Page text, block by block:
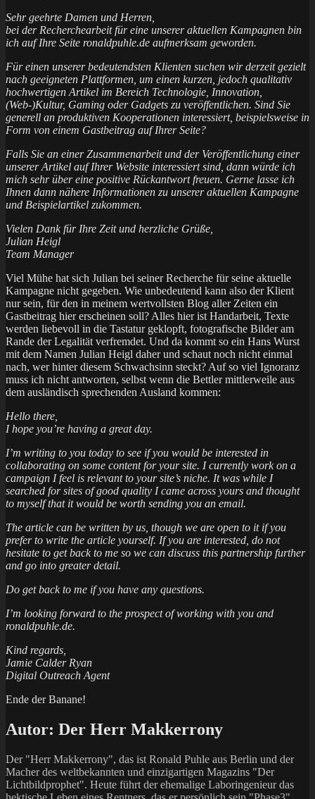
Sehr geehrte Damen und Herren,
bei der Recherchearbeit für eine unserer aktuellen Kampagnen bin
ich auf Ihre Seite ronaldpuhle.de aufmerksam geworden.
Für einen unserer bedeutendsten Klienten suchen wir derzeit gezielt
nach geeigneten Plattformen, um einen kurzen, jedoch qualitativ
hochwertigen Artikel im Bereich Technologie, Innovation,
(Web-)Kultur, Gaming oder Gadgets zu veröffentlichen. Sind Sie
generell an produktiven Kooperationen interessiert, beispielsweise in
Form von einem Gastbeitrag auf Ihrer Seite?
Falls Sie an einer Zusammenarbeit und der Veröffentlichung einer
unserer Artikel auf Ihrer Website interessiert sind, dann würde ich
mich sehr über eine positive Rückantwort freuen. Gerne lasse ich
Ihnen dann nähere Informationen zu unserer aktuellen Kampagne
und Beispielartikel zukommen.
Vielen Dank für Ihre Zeit und herzliche Grüße,
Julian Heigl
Team Manager
Viel Mühe hat sich Julian bei seiner Recherche für seine aktuelle
Kampagne nicht gegeben. Wie unbedeutend kann also der Klient
nur sein, für den in meinem wertvollsten Blog aller Zeiten ein
Gastbeitrag hier erscheinen soll? Alles hier ist Handarbeit, Texte
werden liebevoll in die Tastatur geklopft, fotografische Bilder am
Rande der Legalität verfremdet. Und da kommt so ein Hans Wurst
mit dem Namen Julian Heigl daher und schaut noch nicht einmal
nach, wer hinter diesem Schwachsinn steckt? Auf so viel Ignoranz
muss ich nicht antworten, selbst wenn die Bettler mittlerweile aus
dem ausländisch sprechenden Ausland kommen:
Hello there,
I hope you’re having a great day.
I’m writing to you today to see if you would be interested in
collaborating on some content for your site. I currently work on a
campaign I feel is relevant to your site’s niche. It was while I
searched for sites of good quality I came across yours and thought
to myself that it would be worth sending you an email.
The article can be written by us, though we are open to it if you
prefer to write the article yourself. If you are interested, do not
hesitate to get back to me so we can discuss this partnership further
and go into greater detail.
Do get back to me if you have any questions.
I’m looking forward to the prospect of working with you and
ronaldpuhle.de.
Kind regards,
Jamie Calder Ryan
Digital Outreach Agent
Ende der Banane!
Autor: Der Herr Makkerrony
Der "Herr Makkerrony", das ist Ronald Puhle aus Berlin und der
Macher des weltbekannten und einzigartigen Magazins "Der
Lichtbildprophet". Heute führt der ehemalige Laboringenieur das